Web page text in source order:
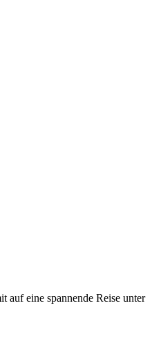
eine spannende Reise unter